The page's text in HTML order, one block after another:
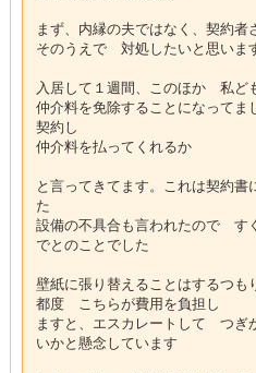
まず、内縁の夫ではなく、契約者
そのうえで 対処したいと思いま
入居して１週間、このほか 私ど
仲介料を免除することになってま
契約し
仲介料を払ってくれるか
と言ってきてます。これは契約
た
設備の不具合も言われたので す
でとのことでした
壁紙に張り替えることはするつも
都度 こちらが費用を負担し
ますと、エスカレートして つぎ
いかと懸念しています